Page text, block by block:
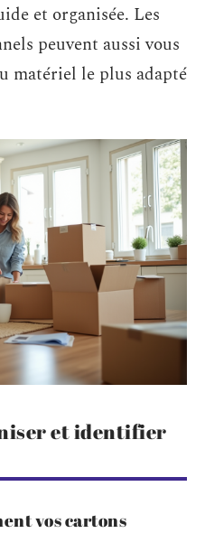
et organisée. Les
peuvent aussi vous
matériel le plus adapté
et identifier
vos cartons